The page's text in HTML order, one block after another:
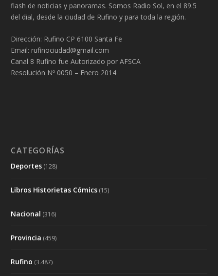
flash de noticias y panoramas. Somos Radio Sol, en el 89.5
del dial, desde la ciudad de Rufino y para toda la región.
Dirección: Rufino CP 6100 Santa Fe
Email: rufinociudad@gmail.com
Canal 8 Rufino fue Autorizado por AFSCA
Resolución Nº 0050 – Enero 2014
CATEGORÍAS
Deportes (128)
Libros Historietas Cómics (15)
Nacional (316)
Provincia (459)
Rufino (3.487)